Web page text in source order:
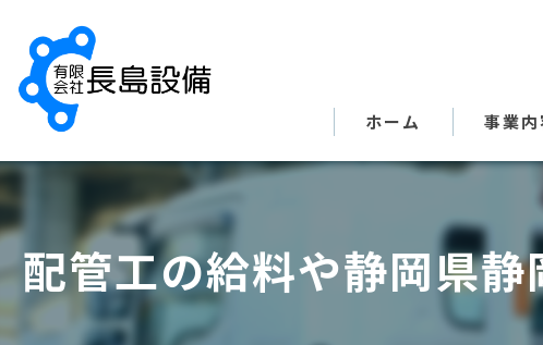
ホーム 事業内
配管工の給料や静岡県